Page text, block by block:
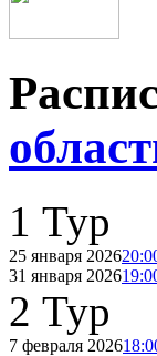
1 Тур
25 января 2026
31 января 2026
2 Тур
7 февраля 2026